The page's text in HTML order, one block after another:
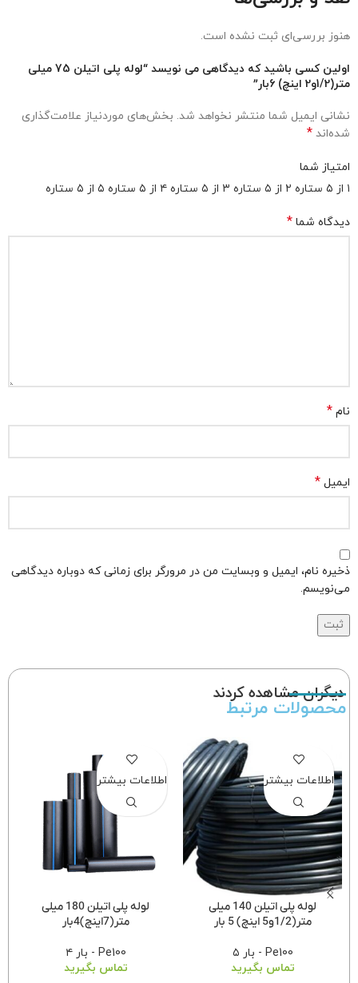
هنوز بررسی‌ای ثبت نشده است.
اولین کسی باشید که دیدگاهی می نویسد “لوله پلی اتیلن 75 میلی
متر(1/2و2 اینچ) 6بار”
نشانی ایمیل شما منتشر نخواهد شد. بخش‌های موردنیاز علامت‌گذاری
شده‌اند *
امتیاز شما
۱ از ۵ ستاره
۲ از ۵ ستاره ۳ از ۵ ستاره ۴ از ۵ ستاره ۵ از ۵ ستاره
دیدگاه شما *
نام *
ایمیل *
ذخیره نام، ایمیل و وبسایت من در مرورگر برای زمانی که دوباره دیدگاهی
می‌نویسم.
دیگران مشاهده کردند
محصولات مرتبط
لوله پلی اتیلن 140 میلی
متر(1/2و5 اینچ) 5 بار
Pe100 - بار ۵
تماس بگیرید
اطلاعات بیشتر
لوله پلی اتیلن 180 میلی
متر(7اینچ)4بار
Pe100 - بار ۴
تماس بگیرید
اطلاعات بیشتر